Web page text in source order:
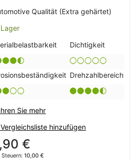
Qualität (Extra gehärtet)
Dichtigkeit
Drehzahlbereich
Sie mehr
hinzufügen
€
10,00 €